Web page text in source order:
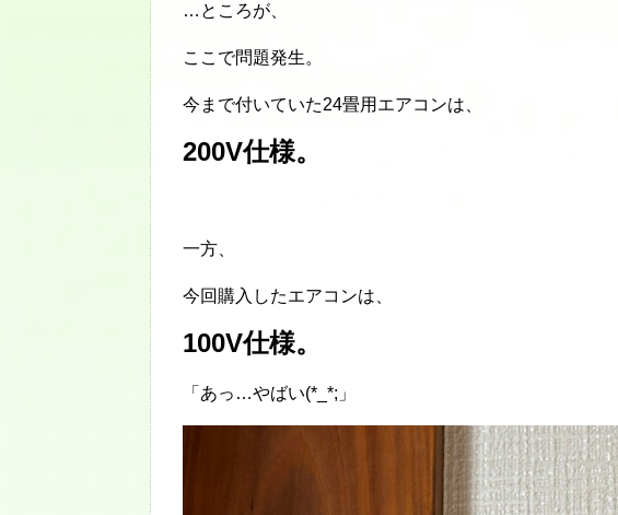
…ところが、
ここで問題発生。
今まで付いていた24畳用エアコンは、
200V仕様。
一方、
今回購入したエアコンは、
100V仕様。
「あっ…やばい(*_*;」